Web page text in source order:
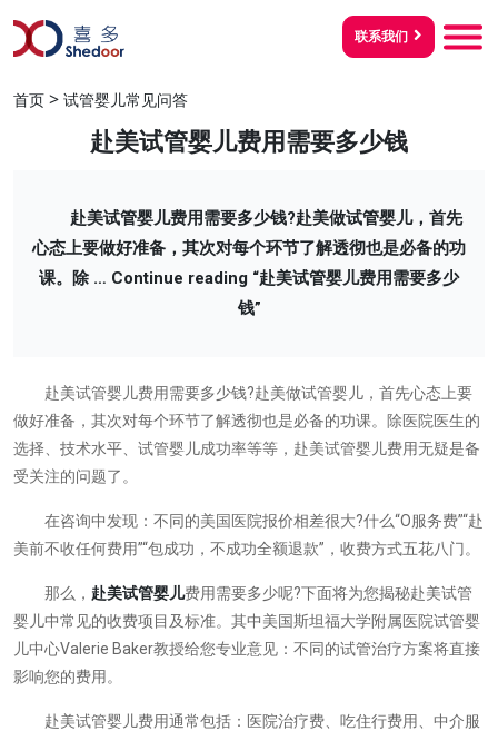
联系我们
首页 > 试管婴儿常见问答
赴美试管婴儿费用需要多少钱
赴美试管婴儿费用需要多少钱?赴美做试管婴儿，首先
心态上要做好准备，其次对每个环节了解透彻也是必备的功
课。除 … Continue reading “赴美试管婴儿费用需要多少
钱”
赴美试管婴儿费用需要多少钱?赴美做试管婴儿，首先心态上要
做好准备，其次对每个环节了解透彻也是必备的功课。除医院医生的
选择、技术水平、试管婴儿成功率等等，赴美试管婴儿费用无疑是备
受关注的问题了。
在咨询中发现：不同的美国医院报价相差很大?什么“O服务费”“赴
美前不收任何费用”“包成功，不成功全额退款”，收费方式五花八门。
那么， 赴美试管婴儿费用需要多少呢?下面将为您揭秘赴美试管
婴儿中常见的收费项目及标准。其中美国斯坦福大学附属医院试管婴
儿中心Valerie Baker教授给您专业意见：不同的试管治疗方案将直接
影响您的费用。
赴美试管婴儿费用通常包括：医院治疗费、吃住行费用、中介服